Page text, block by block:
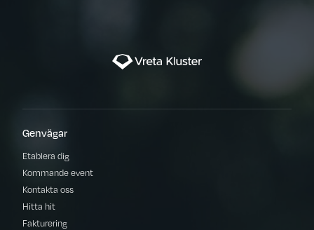
Genvägar
Etablera dig
Kommande event
Kontakta oss
Hitta hit
Fakturering